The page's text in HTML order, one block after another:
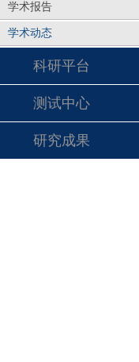
学术报告
学术动态
科研平台
测试中心
研究成果